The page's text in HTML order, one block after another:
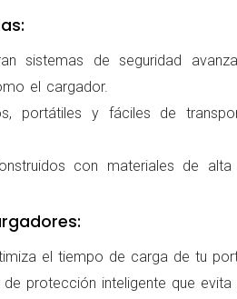
sistemas de seguridad
el cargador.
portátiles y fáciles de
con materiales de
el tiempo de carga de tu
de protección inteligente que